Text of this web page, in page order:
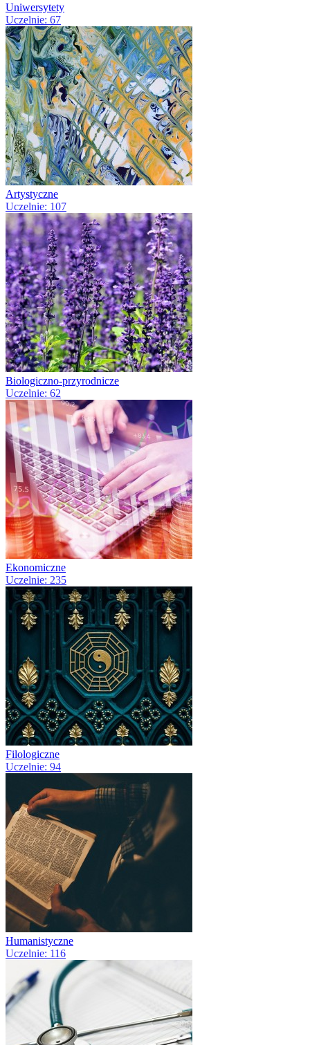
Uniwersytety
Uczelnie: 67
Artystyczne
Uczelnie: 107
Biologiczno-przyrodnicze
Uczelnie: 62
Ekonomiczne
Uczelnie: 235
Filologiczne
Uczelnie: 94
Humanistyczne
Uczelnie: 116